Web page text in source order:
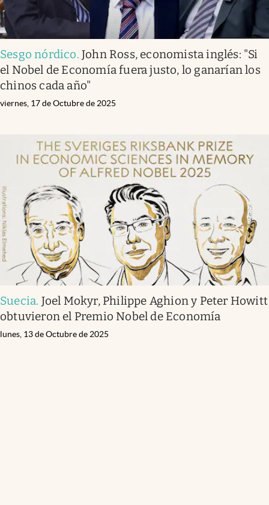
Sesgo nórdico.John Ross, economista inglés: "Si
el Nobel de Economía fuera justo, lo ganarían los
chinos cada año"
viernes, 17 de Octubre de 2025
Suecia. Joel Mokyr, Philippe Aghion y Peter Howitt
obtuvieron el Premio Nobel de Economía
lunes, 13 de Octubre de 2025